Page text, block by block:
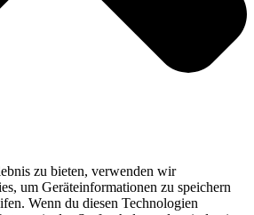
zu bieten, verwenden wir
um Geräteinformationen zu speichern
Wenn du diesen Technologien